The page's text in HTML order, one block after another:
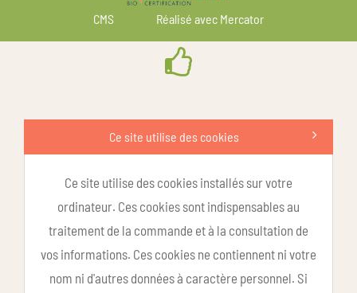
CMS Réalisé avec Mercator
Ce site utilise des cookies
Ce site utilise des cookies installés sur votre
ordinateur. Ces cookies sont indispensables au
traitement de la commande et à la consultation de
vos informations. Ces cookies ne contiennent ni votre
nom ni d'autres données à caractère personnel. Si